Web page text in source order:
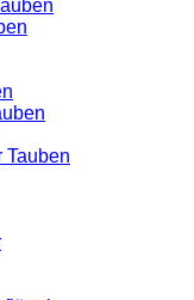
Tauben